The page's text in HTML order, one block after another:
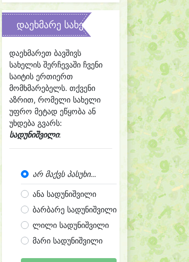
დაეხმარე სახელის შერჩევაში
დაეხმარეთ ბავშივს
სახელის შერჩევაში ჩვენი
საიტის ერთიერთ
მომხმარებელს. თქვენი
აზრით, რომელი სახელი
უფრო მეტად ეწყობა ან
უხდება გვარს:
სადუნიშვილი:
არ მაქვს პასუხი...
ანა სადუნიშვილი
ბარბარე სადუნიშვილი
ლილი სადუნიშვილი
მარი სადუნიშვილი